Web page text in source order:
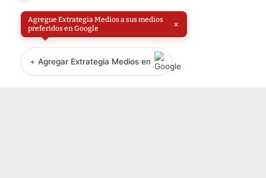
Agregue Extrategia Medios a sus medios
preferidos en Google
×
+ Agregar Extrategia Medios en